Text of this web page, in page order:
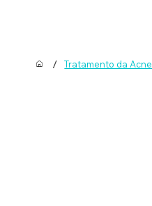
/ Tratamento da Acne